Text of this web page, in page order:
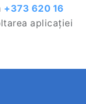
+373 620 16
aplicației